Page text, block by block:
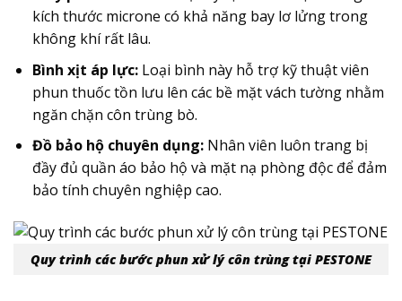
kích thước microne có khả năng bay lơ lửng trong
không khí rất lâu.
Bình xịt áp lực:Loại bình này hỗ trợ kỹ thuật viên
phun thuốc tồn lưu lên các bề mặt vách tường nhằm
ngăn chặn côn trùng bò.
Đồ bảo hộ chuyên dụng:Nhân viên luôn trang bị
đầy đủ quần áo bảo hộ và mặt nạ phòng độc để đảm
bảo tính chuyên nghiệp cao.
Quy trình các bước phun xử lý côn trùng tại PESTONE